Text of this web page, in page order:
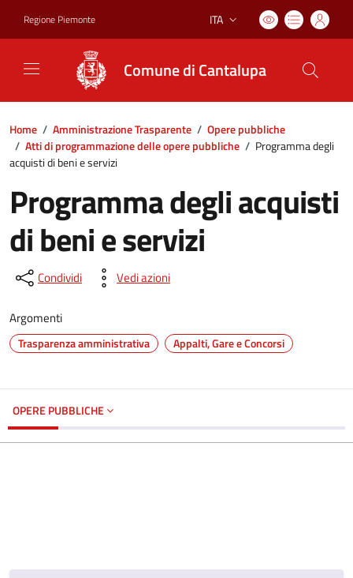
Regione Piemonte Lingua attiva:
ITA
Comune di Cantalupa
Home / Amministrazione Trasparente / Opere pubbliche
/ Atti di programmazione delle opere pubbliche / Programma degli
acquisti di beni e servizi
Programma degli acquisti
di beni e servizi
Condividi Vedi azioni
Argomenti
Trasparenza amministrativa Appalti, Gare e Concorsi
OPERE PUBBLICHE